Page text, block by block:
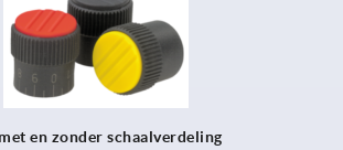
en zonder schaalverdeling